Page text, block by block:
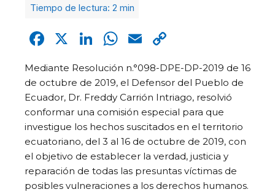
Facebook
X LinkedIn
WhatsApp
Email
Link
Mediante Resolución n.°098-DPE-DP-2019 de 16
de octubre de 2019, el Defensor del Pueblo de
Ecuador, Dr. Freddy Carrión Intriago, resolvió
conformar una comisión especial para que
investigue los hechos suscitados en el territorio
ecuatoriano, del 3 al 16 de octubre de 2019, con
el objetivo de establecer la verdad, justicia y
reparación de todas las presuntas víctimas de
posibles vulneraciones a los derechos humanos.